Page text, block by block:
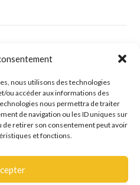
nous utilisons des technologies
ou accéder aux informations des
nous permettra de traiter
de navigation ou les ID uniques sur
de retirer son consentement peut avoir
et fonctions.